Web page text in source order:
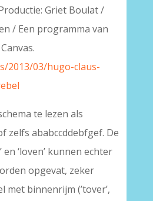
Griet Boulat /
/ Een programma van
2013/03/hugo-claus-
te lezen als
zelfs ababccddebfgef. De
en ‘loven’ kunnen echter
opgevat, zeker
met binnenrijm (’tover’,